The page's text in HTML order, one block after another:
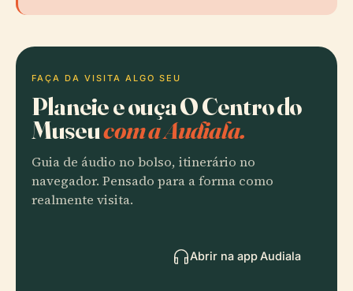
FAÇA DA VISITA ALGO SEU
Planeie e ouça O Centro do
Museucom a Audiala.
Guia de áudio no bolso, itinerário no
navegador. Pensado para a forma como
realmente visita.
Abrir na app Audiala